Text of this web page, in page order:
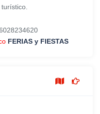
FERIAS y FIESTAS